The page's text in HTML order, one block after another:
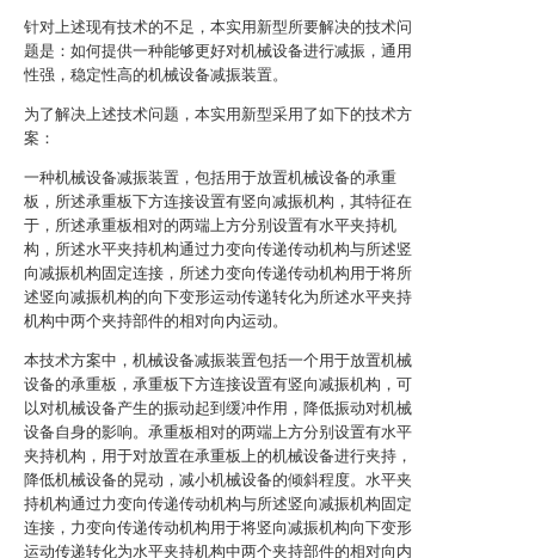
针对上述现有技术的不足，本实用新型所要解决的技术问
题是：如何提供一种能够更好对机械设备进行减振，通用
性强，稳定性高的机械设备减振装置。
为了解决上述技术问题，本实用新型采用了如下的技术方
案：
一种机械设备减振装置，包括用于放置机械设备的承重
板，所述承重板下方连接设置有竖向减振机构，其特征在
于，所述承重板相对的两端上方分别设置有水平夹持机
构，所述水平夹持机构通过力变向传递传动机构与所述竖
向减振机构固定连接，所述力变向传递传动机构用于将所
述竖向减振机构的向下变形运动传递转化为所述水平夹持
机构中两个夹持部件的相对向内运动。
本技术方案中，机械设备减振装置包括一个用于放置机械
设备的承重板，承重板下方连接设置有竖向减振机构，可
以对机械设备产生的振动起到缓冲作用，降低振动对机械
设备自身的影响。承重板相对的两端上方分别设置有水平
夹持机构，用于对放置在承重板上的机械设备进行夹持，
降低机械设备的晃动，减小机械设备的倾斜程度。水平夹
持机构通过力变向传递传动机构与所述竖向减振机构固定
连接，力变向传递传动机构用于将竖向减振机构向下变形
运动传递转化为水平夹持机构中两个夹持部件的相对向内